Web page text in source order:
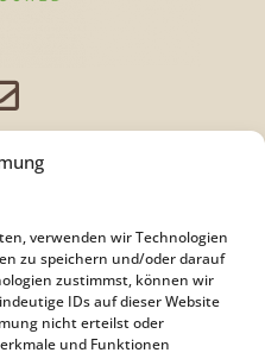
verwenden wir Technologien
zu speichern und/oder darauf
zustimmst, können wir
IDs auf dieser Website
nicht erteilst oder
und Funktionen